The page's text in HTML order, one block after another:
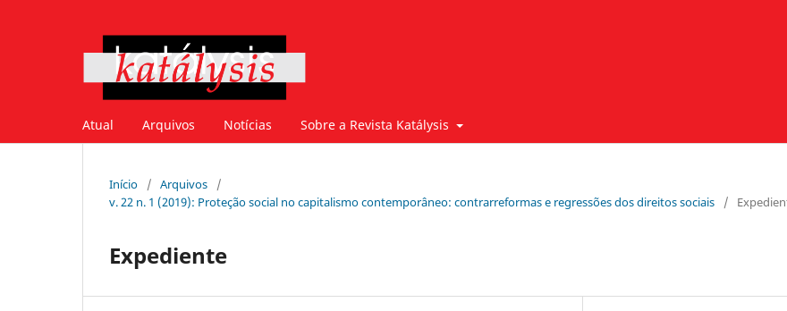
Atual Arquivos Notícias Sobre a Revista Katálysis
Início / Arquivos
/
v. 22 n. 1 (2019): Proteção social no capitalismo contemporâneo: contrarreformas e regressões dos direitos sociais
/
Expediente